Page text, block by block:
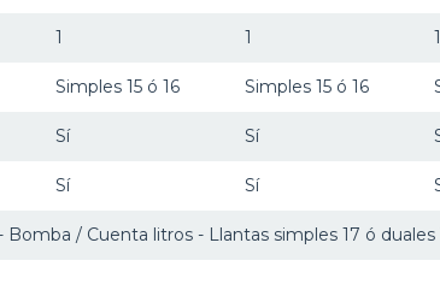
1 1 1
Simples 15 ó 16 Simples 15 ó 16
Sí Sí
Sí Sí
/ Cuenta litros - Llantas simples 17 ó duales